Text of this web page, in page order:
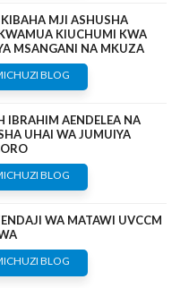
MJI ASHUSHA
KIUCHUMI KWA
MSANGANI NA MKUZA
BLOG
IBRAHIM AENDELEA NA
UHAI WA JUMUIYA
BLOG
WA MATAWI UVCCM
BLOG